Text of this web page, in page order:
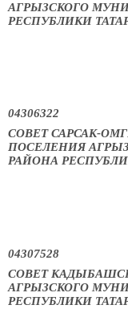
АГРЫЗСКОГО
РЕСПУБЛИКИ
04306322
СОВЕТ САРСАК-
ПОСЕЛЕНИЯ
РАЙОНА
04307528
СОВЕТ
АГРЫЗСКОГО
РЕСПУБЛИКИ